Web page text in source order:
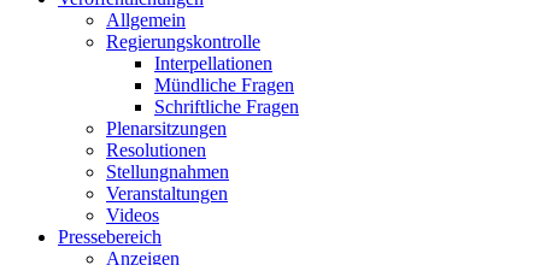
Allgemein
Regierungskontrolle
Interpellationen
Mündliche Fragen
Schriftliche Fragen
Plenarsitzungen
Resolutionen
Stellungnahmen
Veranstaltungen
Videos
Pressebereich
Anzeigen